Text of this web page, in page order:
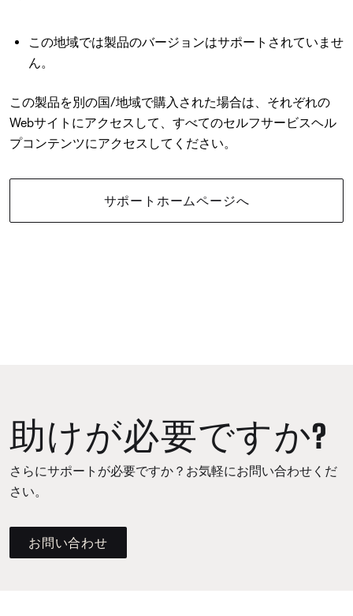
この地域では製品のバージョンはサポートされていませ
ん。
この製品を別の国/地域で購入された場合は、それぞれの
Webサイトにアクセスして、すべてのセルフサービスヘル
プコンテンツにアクセスしてください。
サポートホームページへ
助けが必要ですか?
さらにサポートが必要ですか？お気軽にお問い合わせくだ
さい。
お問い合わせ